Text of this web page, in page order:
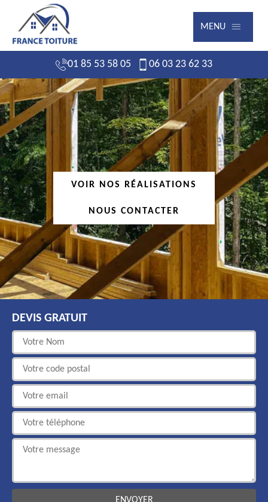
MENU
01 85 53 58 05 06 03 23 62 33
VOIR NOS RÉALISATIONS
NOUS CONTACTER
DEVIS GRATUIT